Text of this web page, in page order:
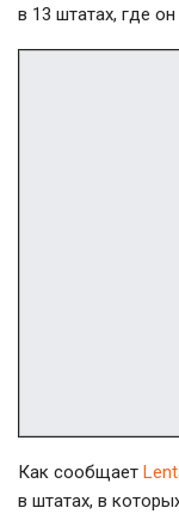
в 13 штатах, где
Как сообщает
в штатах, в